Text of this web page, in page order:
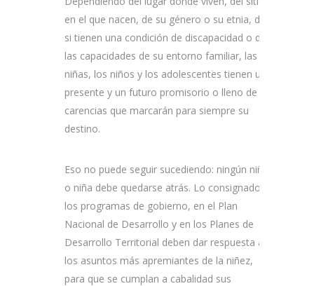
en el que nacen, de su género o su etnia, de
si tienen una condición de discapacidad o de
las capacidades de su entorno familiar, las
niñas, los niños y los adolescentes tienen un
presente y un futuro promisorio o lleno de
carencias que marcarán para siempre su
destino.
Eso no puede seguir sucediendo: ningún niño
o niña debe quedarse atrás. Lo consignado en
los programas de gobierno, en el Plan
Nacional de Desarrollo y en los Planes de
Desarrollo Territorial deben dar respuesta a
los asuntos más apremiantes de la niñez,
para que se cumplan a cabalidad sus